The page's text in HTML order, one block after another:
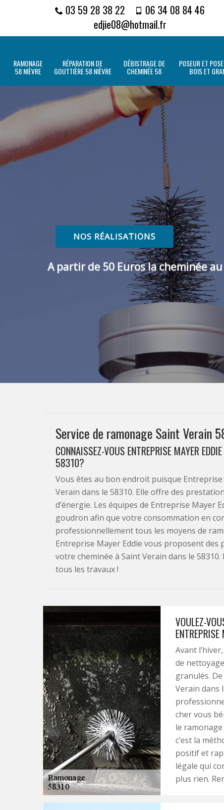
03 59 28 38 22
06 34 08 84 46
edjie08@hotmail.fr
RAMONAGE
58 NIÈVRE
RÉPARATION DE
GOUTTIÈRE 58 NIÈVRE
DÉBISTRAGE DE
CHEMINÉE 58
POSEUR ET
BOIS ET
NOS RÉALISATIONS
A partir de 50 Euros la cheminée
Service de ramonage Saint Verain
CONNAISSEZ-VOUS ENTREPRISE MAYER
58310?
Vous êtes au bon endroit puisque Entreprise
Verain dans le 58310. Elle offre des
d’énergie. Les équipes de Entreprise Mayer
goudron afin que votre consommation en
professionnellement tous les moyens de
Entreprise Mayer Eddie vous proposent
votre cheminée à Saint Verain dans le
tous les travaux !
VOULEZ-
Avant
de
granulés.
Verain dans
cher vous
le
c’est la
positif et
légale qui
plus rien.